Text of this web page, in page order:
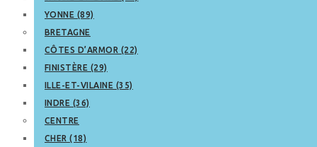
YONNE (89)
BRETAGNE
CÔTES D’ARMOR (22)
FINISTÈRE (29)
ILLE-ET-VILAINE (35)
INDRE (36)
CENTRE
CHER (18)